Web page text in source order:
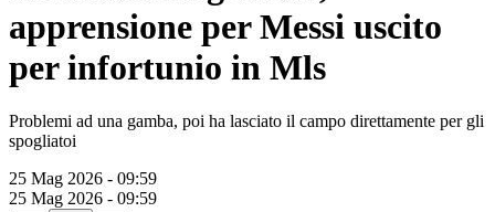
apprensione per Messi uscito
per infortunio in Mls
Problemi ad una gamba, poi ha lasciato il campo direttamente per gli
spogliatoi
25 Mag 2026 - 09:59
25 Mag 2026 - 09:59